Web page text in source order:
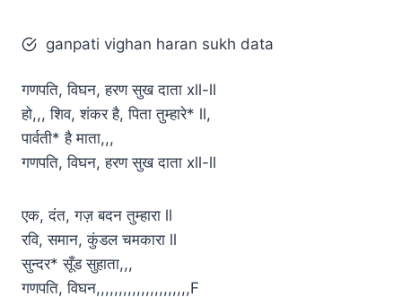
ganpati vighan haran sukh data
गणपति, विघन, हरण सुख दाता xll-ll
हो,,, शिव, शंकर है, पिता तुम्हारे* ll,
पार्वती* है माता,,,
गणपति, विघन, हरण सुख दाता xll-ll
एक, दंत, गज़ बदन तुम्हारा ll
रवि, समान, कुंडल चमकारा ll
सुन्दर* सूँड सुहाता,,,
गणपति, विघन,,,,,,,,,,,,,,,,,,,,,F